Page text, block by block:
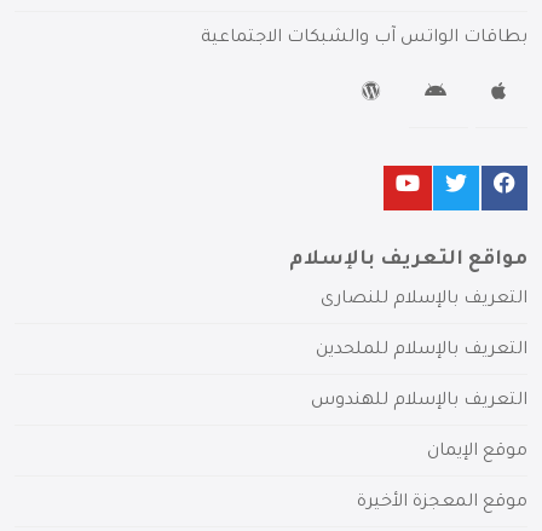
بطاقات الواتس آب والشبكات الاجتماعية
مواقع التعريف بالإسلام
التعريف بالإسلام للنصارى
التعريف بالإسلام للملحدين
التعريف بالإسلام للهندوس
موقع الإيمان
موقع المعجزة الأخيرة